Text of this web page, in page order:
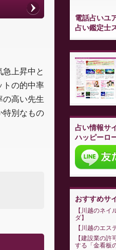
上昇中と
トの的中率
の高い先生
特別なもの
電話占いユ
占い鑑定士
占い情報サ
ハッピーロ
おすすめサ
川越のネイ
ダ
川越のエス
建設業の許
する「金看板